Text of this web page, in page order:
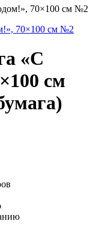
70×100 см №2
«С
см